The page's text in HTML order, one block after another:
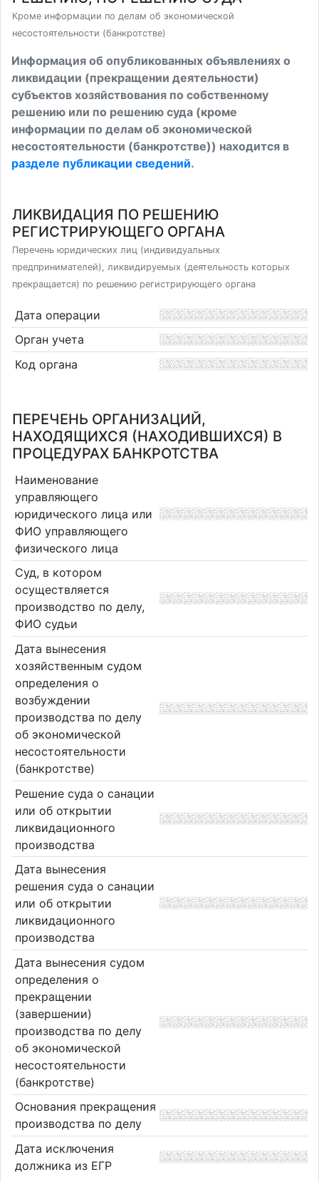
Кроме информации по делам об экономической
несостоятельности (банкротстве)
Информация об опубликованных объявлениях о
ликвидации (прекращении деятельности)
субъектов хозяйствования по собственному
решению или по решению суда (кроме
информации по делам об экономической
несостоятельности (банкротстве)) находится в
разделе публикации сведений.
ЛИКВИДАЦИЯ ПО РЕШЕНИЮ
РЕГИСТРИРУЮЩЕГО ОРГАНА
Перечень юридических лиц (индивидуальных
предпринимателей), ликвидируемых (деятельность которых
прекращается) по решению регистрирующего органа
Дата операции
Орган учета
Код органа
ПЕРЕЧЕНЬ ОРГАНИЗАЦИЙ,
НАХОДЯЩИХСЯ (НАХОДИВШИХСЯ) В
ПРОЦЕДУРАХ БАНКРОТСТВА
Наименование
управляющего
юридического лица или
ФИО управляющего
физического лица
Суд, в котором
осуществляется
производство по делу,
ФИО судьи
Дата вынесения
хозяйственным судом
определения о
возбуждении
производства по делу
об экономической
несостоятельности
(банкротстве)
Решение суда о санации
или об открытии
ликвидационного
производства
Дата вынесения
решения суда о санации
или об открытии
ликвидационного
производства
Дата вынесения судом
определения о
прекращении
(завершении)
производства по делу
об экономической
несостоятельности
(банкротстве)
Основания прекращения
производства по делу
Дата исключения
должника из ЕГР